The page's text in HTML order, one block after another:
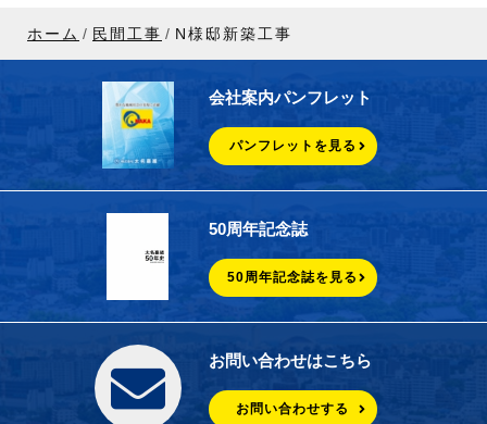
ホーム 民間工事 N様邸新築工事
会社案内パンフレット
パンフレットを見る
50周年記念誌
50周年記念誌を見る
お問い合わせはこちら
お問い合わせする